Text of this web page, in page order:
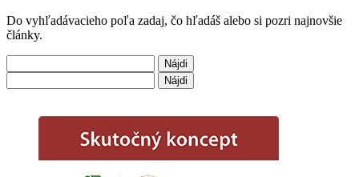
Do vyhľadávacieho poľa zadaj, čo hľadáš alebo si pozri najnovšie
články.